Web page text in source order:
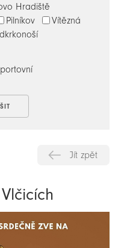
Hradiště
Pilníkov
Vítězná
Jít zpět